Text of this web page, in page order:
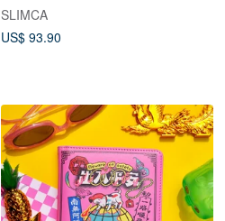
SLIMCA
US$ 93.90